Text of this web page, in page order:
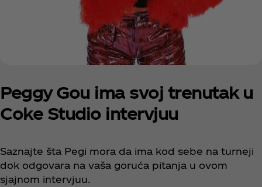
Peggy Gou ima svoj trenutak u
Coke Studio intervjuu
Saznajte šta Pegi mora da ima kod sebe na turneji
dok odgovara na vaša goruća pitanja u ovom
sjajnom intervjuu.